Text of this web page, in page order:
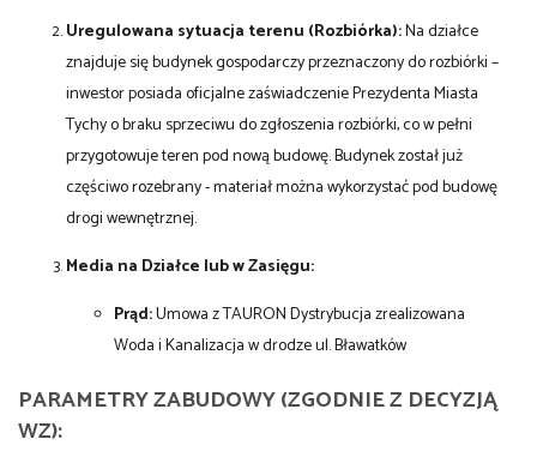
Uregulowana sytuacja terenu (Rozbiórka):Na działce
znajduje się budynek gospodarczy przeznaczony do rozbiórki –
inwestor posiada oficjalne zaświadczenie Prezydenta Miasta
Tychy o braku sprzeciwu do zgłoszenia rozbiórki, co w pełni
przygotowuje teren pod nową budowę. Budynek został już
częściwo rozebrany - materiał można wykorzystać pod budowę
drogi wewnętrznej.
Media na Działce lub w Zasięgu:
Prąd:Umowa z TAURON Dystrybucja zrealizowana
Woda i Kanalizacja w drodze ul. Bławatków
PARAMETRY ZABUDOWY (ZGODNIE Z DECYZJĄ
WZ):